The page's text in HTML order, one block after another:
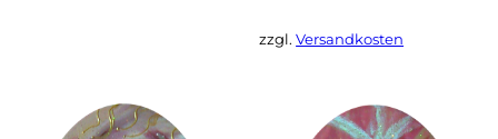
zzgl.Versandkosten